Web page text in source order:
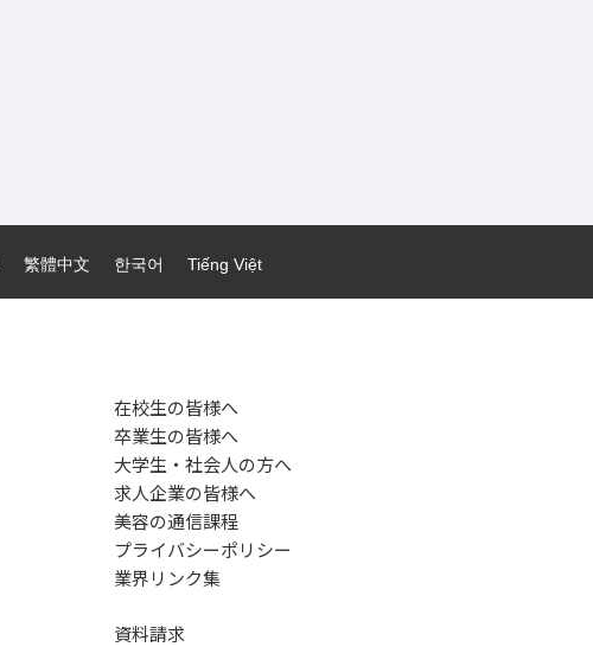
繁體中文 한국어 Tiếng Việt
在校生の皆様へ
卒業生の皆様へ
大学生・社会人の方へ
求人企業の皆様へ
美容の通信課程
プライバシーポリシー
業界リンク集
資料請求